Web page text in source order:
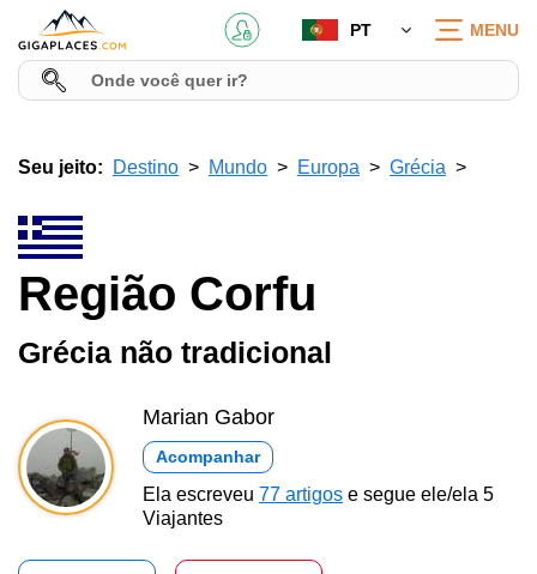
PT MENU
Seu jeito: Destino Mundo Europa Grécia
Região Corfu
Grécia não tradicional
Marian Gabor
Acompanhar
Ela escreveu 77 artigos e segue ele/ela 5
Viajantes